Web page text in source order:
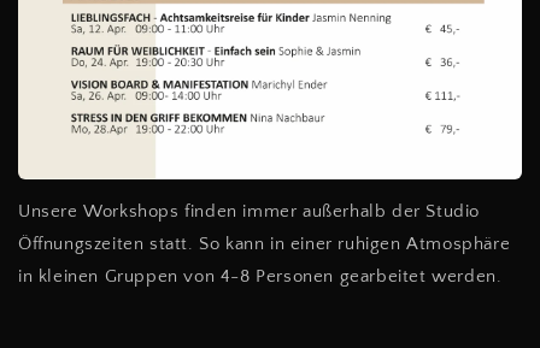
Unsere Workshops finden immer außerhalb der Studio
Öffnungszeiten statt. So kann in einer ruhigen Atmosphäre
in kleinen Gruppen von 4-8 Personen gearbeitet werden.